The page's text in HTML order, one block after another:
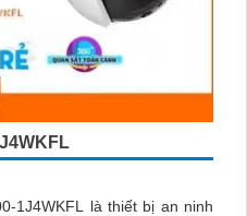
1J4WKFL là thiết bị an ninh